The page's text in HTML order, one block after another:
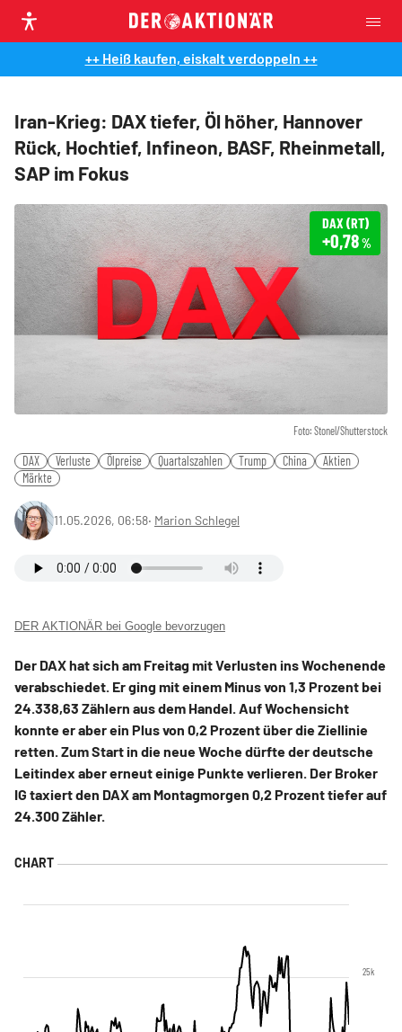
++ Heiß kaufen, eiskalt verdoppeln ++
Iran-Krieg: DAX tiefer, Öl höher, Hannover
Rück, Hochtief, Infineon, BASF, Rheinmetall,
SAP im Fokus
Foto: Stonel/Shutterstock
DAX (RT)
+0,78%
DAX Verluste Ölpreise Quartalszahlen Trump China
Aktien
Märkte
11.05.2026, 06:58‧ Marion Schlegel
DER AKTIONÄR bei Google bevorzugen
Der DAX hat sich am Freitag mit Verlusten ins Wochenende
verabschiedet. Er ging mit einem Minus von 1,3 Prozent bei
24.338,63 Zählern aus dem Handel. Auf Wochensicht
konnte er aber ein Plus von 0,2 Prozent über die Ziellinie
retten. Zum Start in die neue Woche dürfte der deutsche
Leitindex aber erneut einige Punkte verlieren. Der Broker
IG taxiert den DAX am Montagmorgen 0,2 Prozent tiefer auf
24.300 Zähler.
25k